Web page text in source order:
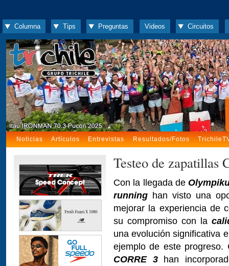
Columna Tips Preguntas Videos Circuitos
Noticias Artículos Entrevistas Resultados/Fotos
Testeo de zapatillas
Con la llegada de
running han visto una
mejorar la experiencia de
su compromiso con la
una evolución significativa
ejemplo de este
CORRE 3han